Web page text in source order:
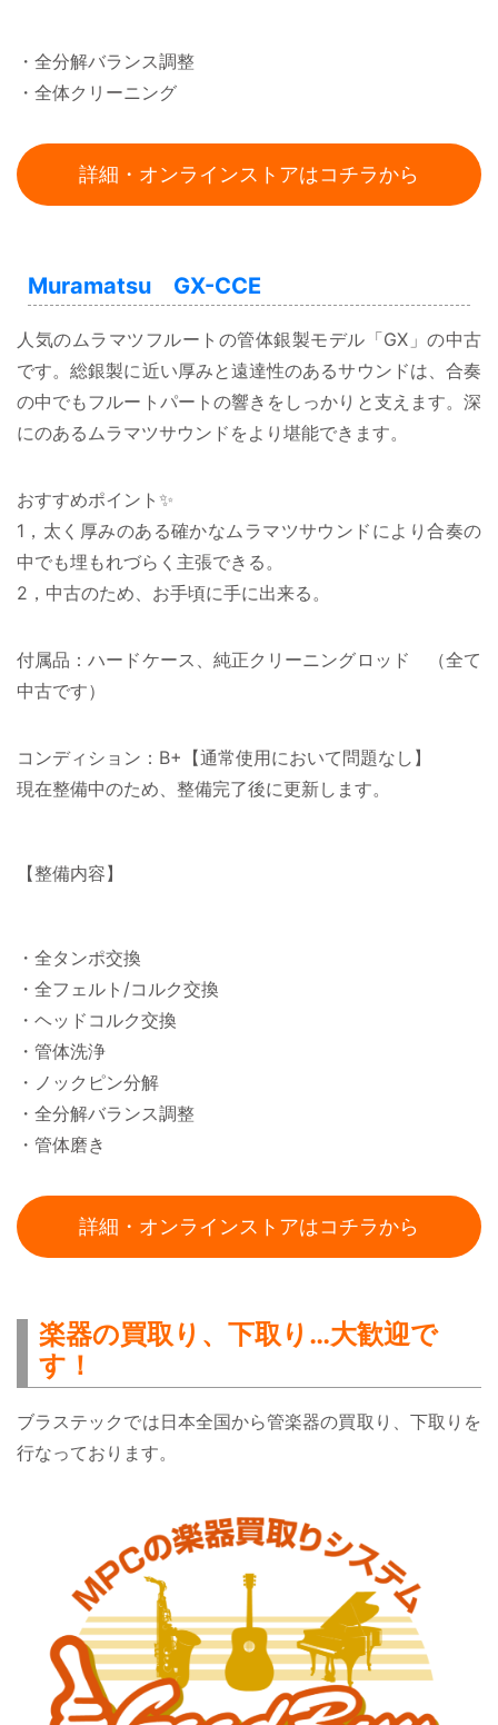
・全分解バランス調整
・全体クリーニング
詳細・オンラインストアはコチラから
Muramatsu GX-CCE
人気のムラマツフルートの管体銀製モデル「GX」の中古
です。総銀製に近い厚みと遠達性のあるサウンドは、合奏
の中でもフルートパートの響きをしっかりと支えます。深
にのあるムラマツサウンドをより堪能できます。
おすすめポイント✨
1，太く厚みのある確かなムラマツサウンドにより合奏の
中でも埋もれづらく主張できる。
2，中古のため、お手頃に手に出来る。
付属品：ハードケース、純正クリーニングロッド （全て
中古です）
コンディション：B+【通常使用において問題なし】
現在整備中のため、整備完了後に更新します。
【整備内容】
・全タンポ交換
・全フェルト/コルク交換
・ヘッドコルク交換
・管体洗浄
・ノックピン分解
・全分解バランス調整
・管体磨き
詳細・オンラインストアはコチラから
楽器の買取り、下取り…大歓迎で
す！
ブラステックでは日本全国から管楽器の買取り、下取りを
行なっております。